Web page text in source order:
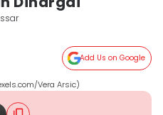
Add Us on Google
Vera Arsic)